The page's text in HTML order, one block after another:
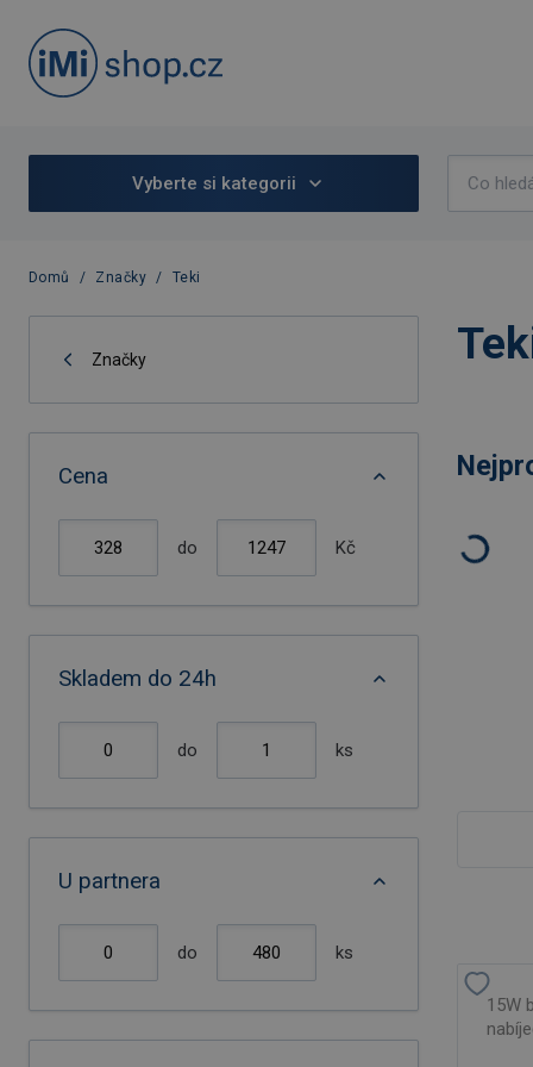
Vyberte si kategorii
Domů / Značky / Teki
Značky
Cena
do Kč
Skladem do 24h
do ks
U partnera
do ks
15W